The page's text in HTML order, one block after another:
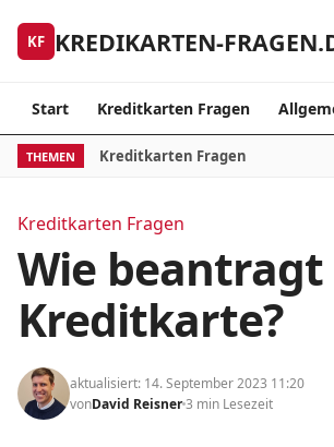
KF KREDIKARTEN-
Start Kreditkarten Fragen
THEMEN Kreditkarten Fragen
Kreditkarten Fragen
Wie
Kreditkarte?
aktualisiert: 14. September 2023 11:20
vonDavid Reisner3 min Lesezeit